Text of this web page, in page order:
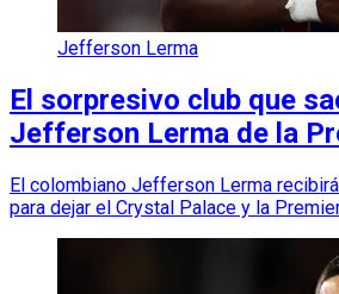
Jefferson Lerma
El sorpresivo club que
Jefferson Lerma de la
El colombiano Jefferson Lerma
para dejar el Crystal Palace y la